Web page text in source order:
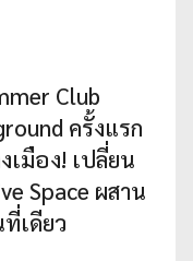
Club
ครั้งแรก
เมือง! เปลี่ยน
Space ผสาน
เดียว